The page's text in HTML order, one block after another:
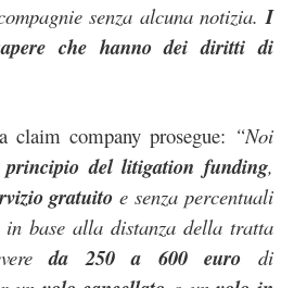
senza alcuna notizia. I
che hanno dei diritti di
claim company prosegue: “Noi
principio del litigation funding,
gratuito e senza percentuali
in base alla distanza della tratta
da 250 a 600 euro di